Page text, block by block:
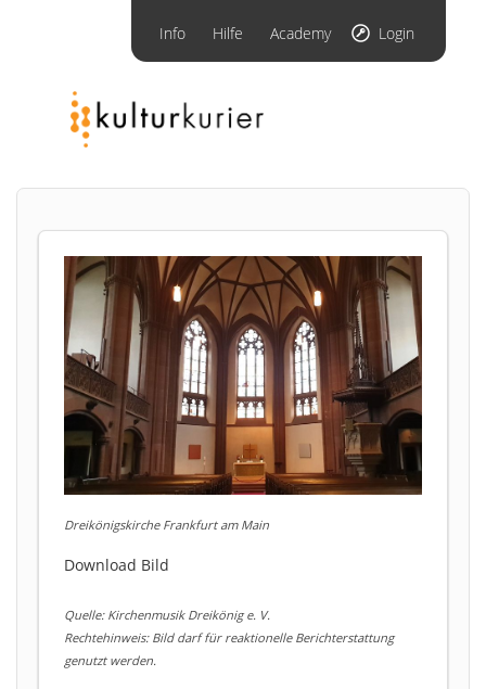
Info Hilfe Academy Login
Dreikönigskirche Frankfurt am Main
Download Bild
Quelle: Kirchenmusik Dreikönig e. V.
Rechtehinweis: Bild darf für reaktionelle Berichterstattung
genutzt werden.